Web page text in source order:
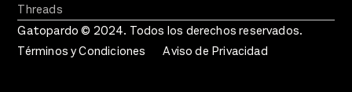
Threads
Gatopardo © 2024. Todos los derechos reservados.
Términos y Condiciones
Aviso de Privacidad